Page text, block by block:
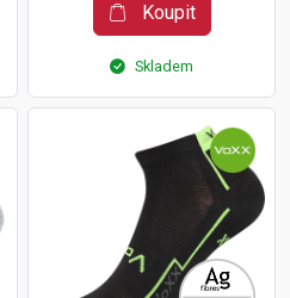
Koupit
Skladem